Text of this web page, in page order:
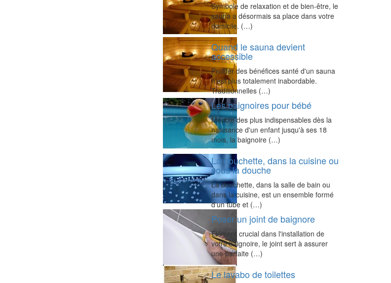
Symbole de relaxation et de bien-être, le
sauna a désormais sa place dans votre
domicile. (…)
Quand le sauna devient
accessible
Profiter des bénéfices santé d'un sauna
n'est plus totalement inabordable.
Traditionnelles (…)
Les baignoires pour bébé
Meuble des plus indispensables dès la
naissance d'un enfant jusqu'à ses 18
mois, la baignoire (…)
La douchette, dans la cuisine ou
sous la douche
La douchette, dans la salle de bain ou
dans la cuisine, est un ensemble formé
d'un tube et (…)
Poser un joint de baignore
Élément crucial dans l'installation de
votre baignoire, le joint sert à assurer
une parfaite (…)
Le lavabo de toilettes